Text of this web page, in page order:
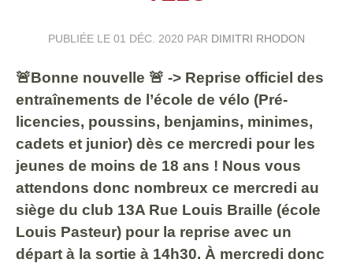
PUBLIÉE LE 01 DÉC. 2020 PAR DIMITRI RHODON
🚨Bonne nouvelle 🚨 -> Reprise officiel des
entraînements de l’école de vélo (Pré-
licencies, poussins, benjamins, minimes,
cadets et junior) dès ce mercredi pour les
jeunes de moins de 18 ans ! Nous vous
attendons donc nombreux ce mercredi au
siège du club 13A Rue Louis Braille (école
Louis Pasteur) pour la reprise avec un
départ à la sortie à 14h30. À mercredi donc